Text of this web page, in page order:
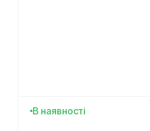
В наявності